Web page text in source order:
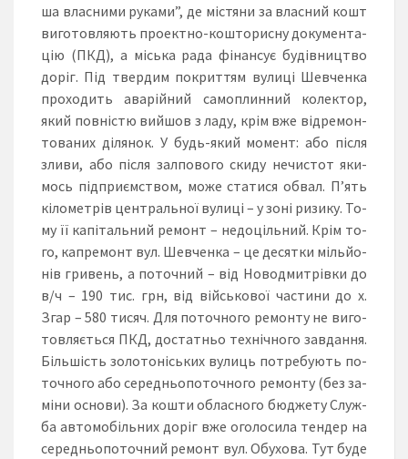
ша влас­ни­ми ру­ка­ми”, де міс­тя­ни за влас­ний кошт
ви­го­тов­ля­ють про­ек­тно-кош­то­рис­ну до­ку­мен­та­
цію (ПКД), а місь­ка ра­да фі­нан­сує бу­дів­ниц­тво
до­ріг. Під твер­дим пок­рит­тям ву­ли­ці Шев­чен­ка
про­хо­дить ава­рій­ний са­моп­лин­ний ко­лек­тор,
який пов­ніс­тю вий­шов з ла­ду, крім вже від­ре­мон­
то­ва­них ді­ля­нок. У будь-який мо­мент: або піс­ля
зли­ви, або піс­ля зал­по­во­го ски­ду не­чис­тот яки­
мось під­при­ємс­твом, мо­же ста­ти­ся об­вал. П’ять
кі­ло­мет­рів цен­траль­ної ву­ли­ці – у зо­ні ри­зи­ку. То­
му її ка­пі­таль­ний ре­монт – не­до­ціль­ний. Крім то­
го, кап­ре­монт вул. Шев­чен­ка – це де­сят­ки міль­йо­
нів гри­вень, а по­точ­ний – від Но­вод­мит­рів­ки до
в/ч – 190 тис. грн, від війсь­ко­вої час­ти­ни до х.
Згар – 580 ти­сяч. Для по­точ­но­го ре­мон­ту не ви­го­
тов­ля­єть­ся ПКД, дос­та­тньо тех­ніч­но­го зав­дан­ня.
Біль­шість зо­ло­то­нісь­ких ву­лиць пот­ре­бу­ють по­
точ­но­го або се­ре­дньо­по­точ­но­го ре­мон­ту (без за­
мі­ни ос­но­ви). За кош­ти об­лас­но­го бюд­же­ту Служ­
ба ав­то­мо­біль­них до­ріг вже ого­ло­си­ла тен­дер на
се­ре­дньо­по­точ­ний ре­монт вул. Обу­хо­ва. Тут бу­де